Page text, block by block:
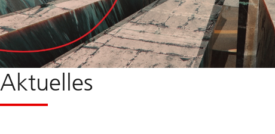
Aktuelles